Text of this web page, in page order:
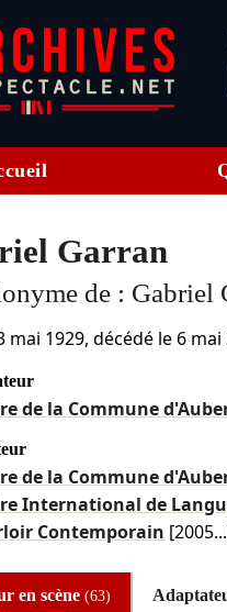
Garran
de : Gabriel
mai 1929, décédé le 6 mai
de la Commune
de la Commune
International de
Contemporain
en scène(63)